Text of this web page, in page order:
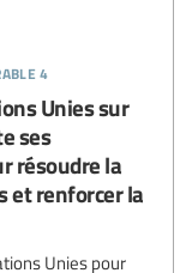
4
Unies sur
ses
résoudre la
et renforcer la
Unies pour